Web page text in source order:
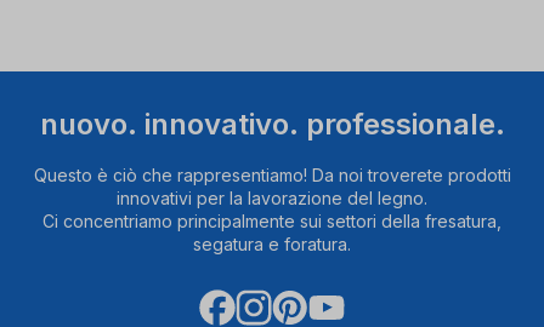
nuovo. innovativo. professionale.
Questo è ciò che rappresentiamo! Da noi troverete prodotti
innovativi per la lavorazione del legno.
Ci concentriamo principalmente sui settori della fresatura,
segatura e foratura.